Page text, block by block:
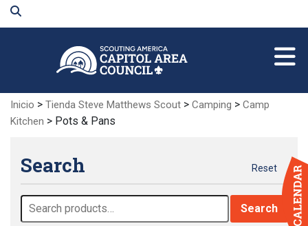
Inicio > Tienda Steve Matthews Scout > Camping > Camp
Kitchen > Pots & Pans
Search
Search
for:
Search
Reset